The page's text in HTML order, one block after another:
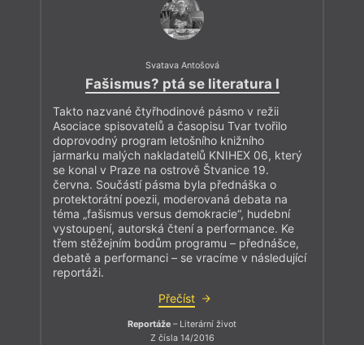
Svatava Antošová
Fašismus? ptá se literatura I
Takto nazvané čtyřhodinové pásmo v režii
Asociace spisovatelů a časopisu Tvar tvořilo
doprovodný program letošního knižního
jarmarku malých nakladatelů KNIHEX 06, který
se konal v Praze na ostrově Štvanice 19.
června. Součástí pásma byla přednáška o
protektorátní poezii, moderovaná debata na
téma „fašismus versus demokracie“, hudební
vystoupení, autorská čtení a performance. Ke
třem stěžejním bodům programu – přednášce,
debatě a performanci – se vracíme v následující
reportáži.
Přečíst
Reportáže – Literární život
Z čísla 14/2016